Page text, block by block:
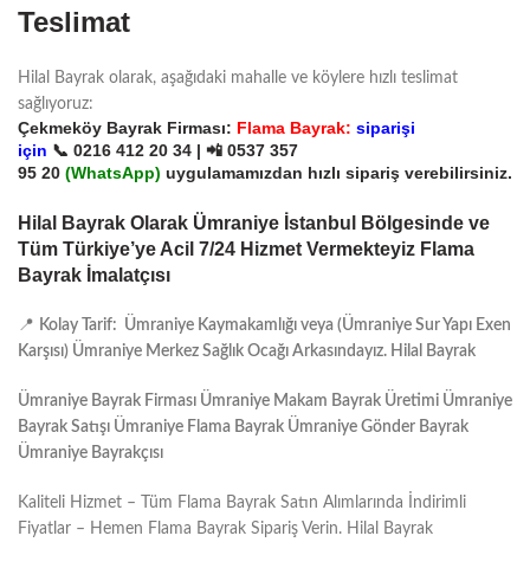
Teslimat
Hilal Bayrak olarak, aşağıdaki mahalle ve köylere hızlı teslimat
sağlıyoruz:
Çekmeköy Bayrak Firması: Flama Bayrak: siparişi
için 📞 0216 412 20 34 | 📲 0537 357
95 20 (WhatsApp) uygulamamızdan hızlı sipariş verebilirsiniz.
Hilal Bayrak Olarak Ümraniye İstanbul Bölgesinde ve
Tüm Türkiye’ye Acil 7/24 Hizmet Vermekteyiz Flama
Bayrak İmalatçısı
📍 Kolay Tarif: Ümraniye Kaymakamlığı veya (Ümraniye Sur Yapı Exen
Karşısı) Ümraniye Merkez Sağlık Ocağı Arkasındayız. Hilal Bayrak
Ümraniye Bayrak Firması Ümraniye Makam Bayrak Üretimi Ümraniye
Bayrak Satışı Ümraniye Flama Bayrak Ümraniye Gönder Bayrak
Ümraniye Bayrakçısı
Kaliteli Hizmet – Tüm Flama Bayrak Satın Alımlarında İndirimli
Fiyatlar – Hemen Flama Bayrak Sipariş Verin. Hilal Bayrak